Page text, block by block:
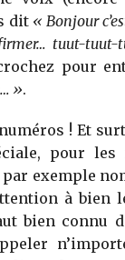
dit « Bonjour
tuut-tuut-
pour
».
! Et
pour
exemple
à bien
bien connu